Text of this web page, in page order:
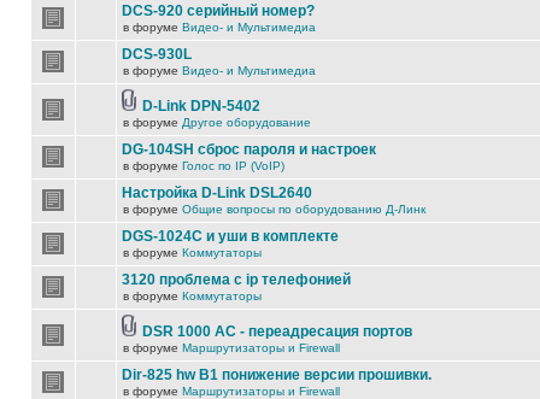
DCS-920 серийный номер?
в форуме Видео- и Мультимедиа
DCS-930L
в форуме Видео- и Мультимедиа
D-Link DPN-5402
в форуме Другое оборудование
DG-104SH сброс пароля и настроек
в форуме Голос по IP (VoIP)
Настройка D-Link DSL2640
в форуме Общие вопросы по оборудованию Д-Линк
DGS-1024C и уши в комплекте
в форуме Коммутаторы
3120 проблема с ip телефонией
в форуме Коммутаторы
DSR 1000 AC - переадресация портов
в форуме Маршрутизаторы и Firewall
Dir-825 hw B1 понижение версии прошивки.
в форуме Маршрутизаторы и Firewall